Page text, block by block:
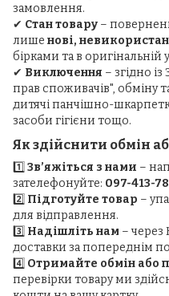
замовлення.
✔ Стан товару –
лише нові,
бірками та в оригінальній
✔ Виключення – згідно
прав споживачів", обміну
дитячі панчішно-
засоби гігієни тощо.
Як здійснити обмін
1️⃣ Зв’яжіться з нами –
зателефонуйте: 097-413-
2️⃣ Підготуйте товар –
для відправлення.
3️⃣ Надішліть нам –
доставки за попереднім
4️⃣ Отримайте обмін або
перевірки товару ми